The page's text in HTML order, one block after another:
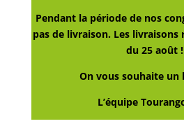
Pendant la période de nos
pas de livraison. Les
du 25 août !
On vous souhaite
L’équipe